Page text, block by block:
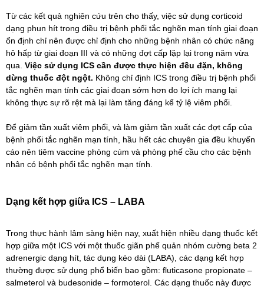
Từ các kết quả nghiên cứu trên cho thấy, việc sử dụng corticoid
dạng phun hít trong điều trị bệnh phổi tắc nghẽn mạn tính giai đoạn
ổn định chỉ nên được chỉ định cho những bệnh nhân có chức năng
hô hấp từ giai đoạn III và có những đợt cấp lặp lại trong năm vừa
qua. Việc sử dụng ICS cần được thực hiện đều đặn, không
dừng thuốc đột ngột. Không chỉ định ICS trong điều trị bệnh phổi
tắc nghẽn mạn tính các giai đoạn sớm hơn do lợi ích mang lại
không thực sự rõ rệt mà lại làm tăng đáng kể tỷ lệ viêm phổi.
Để giảm tần xuất viêm phổi, và làm giảm tần xuất các đợt cấp của
bệnh phổi tắc nghẽn mạn tính, hầu hết các chuyên gia đều khuyến
cáo nên tiêm vaccine phòng cúm và phòng phế cầu cho các bệnh
nhân có bệnh phổi tắc nghẽn mạn tính.
Dạng kết hợp giữa ICS – LABA
Trong thực hành lâm sàng hiện nay, xuất hiện nhiều dạng thuốc kết
hợp giữa một ICS với một thuốc giãn phế quản nhóm cường beta 2
adrenergic dạng hít, tác dụng kéo dài (LABA), các dạng kết hợp
thường được sử dụng phổ biến bao gồm: fluticasone propionate –
salmeterol và budesonide – formoterol. Các dạng thuốc này được